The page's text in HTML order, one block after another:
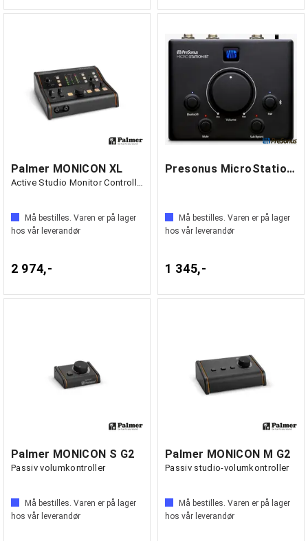
Palmer MONICON XL
Active Studio Monitor Controller
Må bestilles. Varen er på lager
hos vår leverandør
2 974,-
Presonus MicroStation BT
Må bestilles. Varen er på lager
hos vår leverandør
1 345,-
Palmer MONICON S G2
Passiv volumkontroller
Må bestilles. Varen er på lager
hos vår leverandør
Palmer MONICON M G2
Passiv studio-volumkontroller
Må bestilles. Varen er på lager
hos vår leverandør